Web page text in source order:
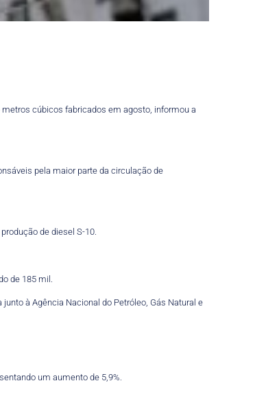
cúbicos fabricados em agosto, informou a
pela maior parte da circulação de
de diesel S-10.
de 185 mil.
à Agência Nacional do Petróleo, Gás Natural e
um aumento de 5,9%.